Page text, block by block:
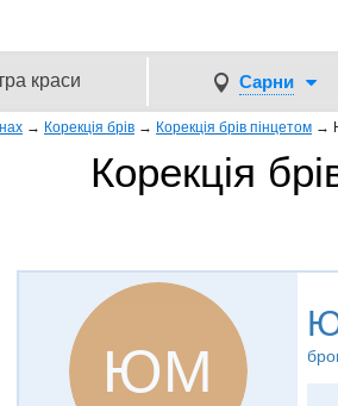
краси Сарни
→ Корекція брів → Корекція брів пінцетом →
Корекція
ЮМ